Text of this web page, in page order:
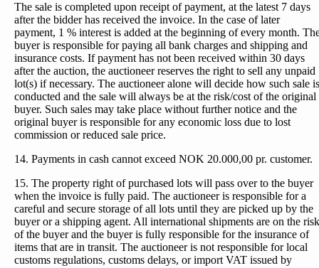
The sale is completed upon receipt of payment, at the latest 7 days
after the bidder has received the invoice. In the case of later
payment, 1 % interest is added at the beginning of every month.
buyer is responsible for paying all bank charges and shipping and
insurance costs. If payment has not been received within 30 days
after the auction, the auctioneer reserves the right to sell any unpaid
lot(s) if necessary. The auctioneer alone will decide how such sale is
conducted and the sale will always be at the risk/cost of the original
buyer. Such sales may take place without further notice and the
original buyer is responsible for any economic loss due to lost
commission or reduced sale price.
14. Payments in cash cannot exceed NOK 20.000,00 pr. customer.
15. The property right of purchased lots will pass over to the buyer
when the invoice is fully paid. The auctioneer is responsible for a
careful and secure storage of all lots until they are picked up by the
buyer or a shipping agent. All international shipments are on the risk
of the buyer and the buyer is fully responsible for the insurance of
items that are in transit. The auctioneer is not responsible for local
customs regulations, customs delays, or import VAT issued by